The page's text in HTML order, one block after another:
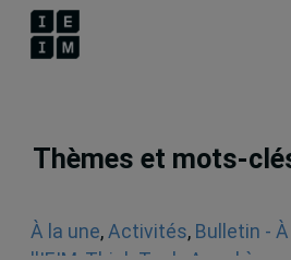
Thèmes et mots-
À la une, Activités, Bulletin -